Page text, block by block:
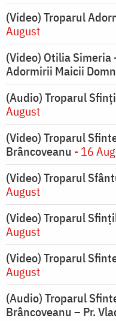
(Video) Troparul
August
(Video) Otilia
Adormirii Maicii
(Audio) Troparul
August
(Video) Troparul
Brâncoveanu - 16
(Video) Troparul
August
(Video) Troparul
August
(Video) Troparul
August
(Audio) Troparul
Brâncoveanu – Pr.